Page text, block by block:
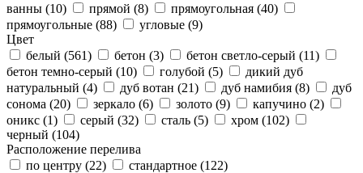
ванны (10) прямой (8) прямоугольная (40)
прямоугольные (88) угловые (9)
Цвет
белый (561) бетон (3) бетон светло-серый (11)
бетон темно-серый (10) голубой (5)
дикий дуб
натуральный (4) дуб вотан (21) дуб намибия (8)
дуб
сонома (20) зеркало (6) золото (9) капучино (2)
оникс (1) серый (32) сталь (5) хром (102)
черный (104)
Расположение перелива
по центру (22) стандартное (122)